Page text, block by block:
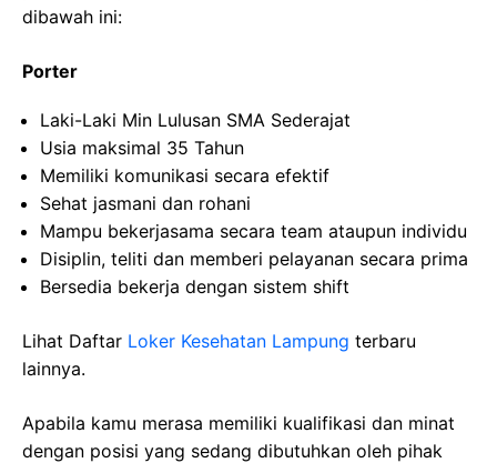
dibawah ini:
Porter
Laki-Laki Min Lulusan SMA Sederajat
Usia maksimal 35 Tahun
Memiliki komunikasi secara efektif
Sehat jasmani dan rohani
Mampu bekerjasama secara team ataupun individu
Disiplin, teliti dan memberi pelayanan secara prima
Bersedia bekerja dengan sistem shift
Lihat Daftar Loker Kesehatan Lampung terbaru
lainnya.
Apabila kamu merasa memiliki kualifikasi dan minat
dengan posisi yang sedang dibutuhkan oleh pihak